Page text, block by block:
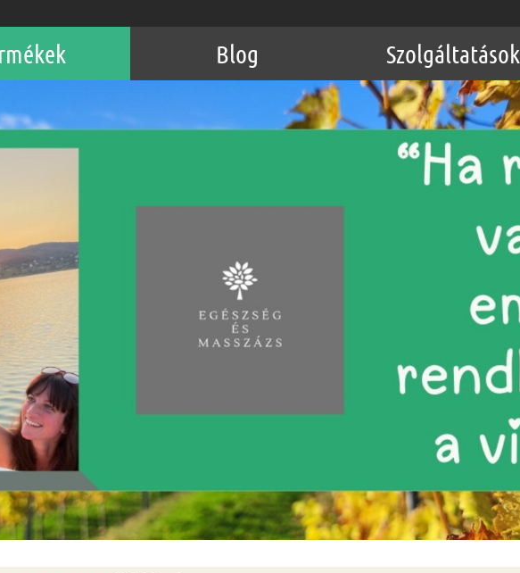
Blog Szolgáltatások